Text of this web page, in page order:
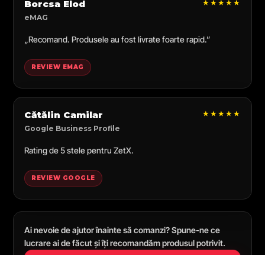
Borcsa Elod
eMAG
★★★★★
„Recomand. Produsele au fost livrate foarte rapid.”
REVIEW EMAG
Cătălin Camilar
Google Business Profile
★★★★★
Rating de 5 stele pentru ZetX.
REVIEW GOOGLE
Ai nevoie de ajutor înainte să comanzi? Spune-ne ce
lucrare ai de făcut și îți recomandăm produsul potrivit.